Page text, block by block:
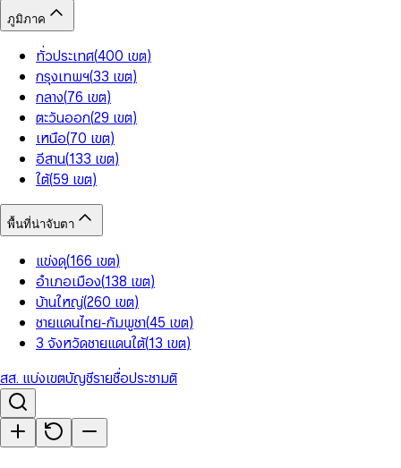
ภูมิภาค
ทั่วประเทศ(400 เขต)
กรุงเทพฯ(33 เขต)
กลาง(76 เขต)
ตะวันออก(29 เขต)
เหนือ(70 เขต)
อีสาน(133 เขต)
ใต้(59 เขต)
พื้นที่น่าจับตา
แข่งดุ(166 เขต)
อำเภอเมือง(138 เขต)
บ้านใหญ่(260 เขต)
ชายแดนไทย-กัมพูชา(45 เขต)
3 จังหวัดชายแดนใต้(13 เขต)
สส. แบ่งเขตบัญชีรายชื่อประชามติ